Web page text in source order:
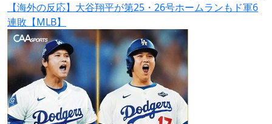
【海外の反応】大谷翔平が第25・26号ホームランもド軍6
連敗【MLB】